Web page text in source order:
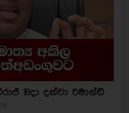
18දා දක්වා රිමාන්ඩ්